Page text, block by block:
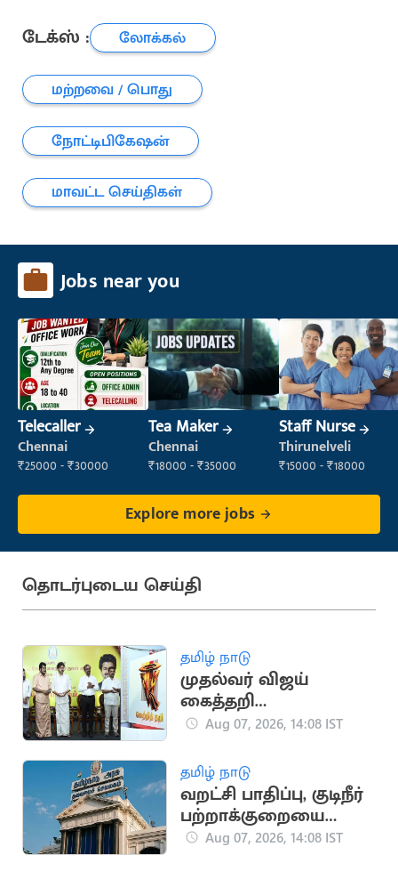
டேக்ஸ் :
லோக்கல்
மற்றவை / பொது
நோட்டிபிகேஷன்
மாவட்ட செய்திகள்
Jobs near you
Telecaller
Chennai
₹25000 - ₹30000
Tea Maker
Chennai
₹18000 - ₹35000
Staff Nurse
Thirunelveli
₹15000 - ₹18000
Explore more jobs
தொடர்புடைய செய்தி
தமிழ் நாடு
முதல்வர் விஜய்
கைத்தறி
கண்காட்சியை
Aug 07, 2026, 14:08 IST
தமிழ் நாடு
வறட்சி பாதிப்பு, குடிநீர்
பற்றாக்குறையை
சமாளிக்க ரூ.288.97
Aug 07, 2026, 14:08 IST